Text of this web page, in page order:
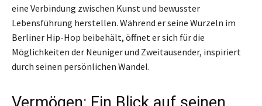
eine Verbindung zwischen Kunst und bewusster
Lebensführung herstellen. Während er seine Wurzeln im
Berliner Hip-Hop beibehält, öffnet er sich für die
Möglichkeiten der Neuniger und Zweitausender, inspiriert
durch seinen persönlichen Wandel.